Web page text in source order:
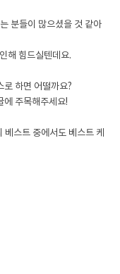
분들이 많으셨을 것 같아
해 힘드실텐데요.
로 하면 어떨까요?
에 주목해주세요!
스트 중에서도 베스트 케